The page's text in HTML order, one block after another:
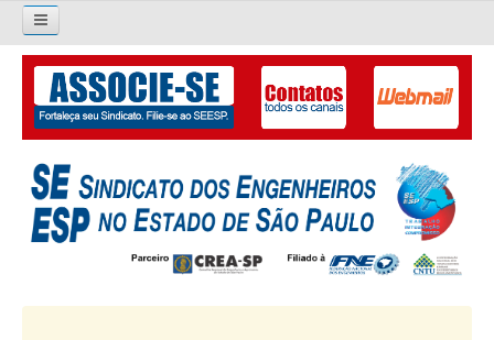
Pesquisar...
O SINDICATO
APRESENTAÇÃO
PALAVRA DO PRESIDENTE
DIRETORIA